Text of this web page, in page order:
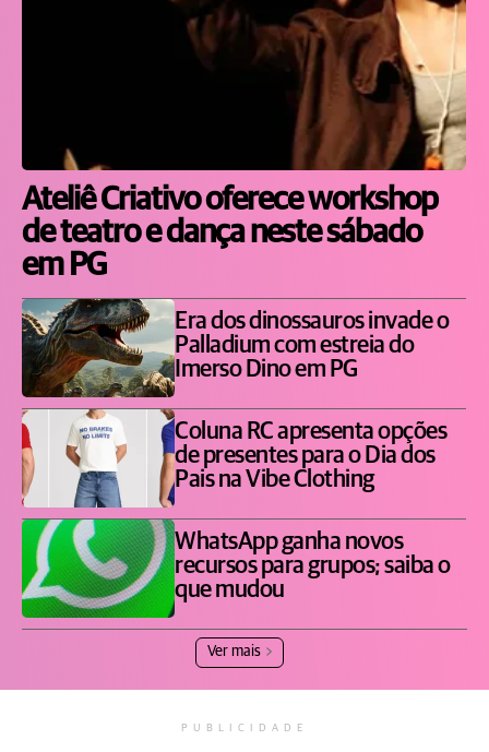
Ateliê Criativo oferece workshop
de teatro e dança neste sábado
em PG
Era dos dinossauros invade o
Palladium com estreia do
Imerso Dino em PG
Coluna RC apresenta opções
de presentes para o Dia dos
Pais na Vibe Clothing
WhatsApp ganha novos
recursos para grupos; saiba o
que mudou
Ver mais
PUBLICIDADE